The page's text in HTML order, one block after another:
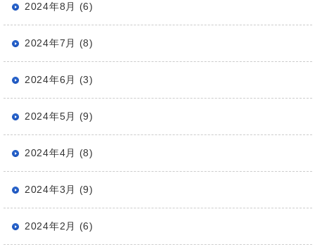
2024年8月 (6)
2024年7月 (8)
2024年6月 (3)
2024年5月 (9)
2024年4月 (8)
2024年3月 (9)
2024年2月 (6)